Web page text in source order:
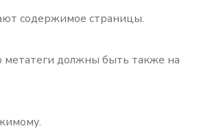
содержимое страницы.
метатеги должны быть также на